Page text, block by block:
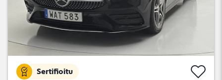
Sertifioitu